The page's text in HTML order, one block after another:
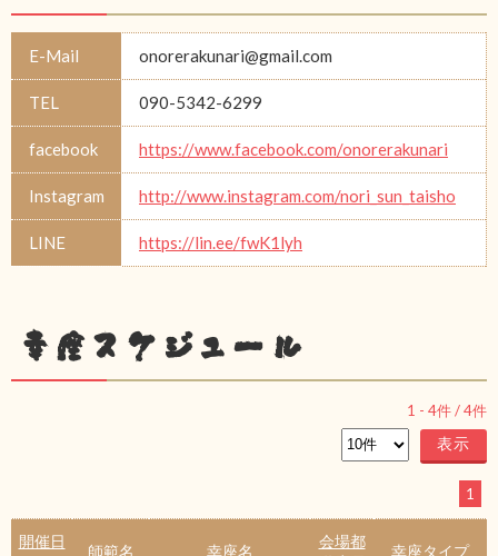
E-Mail onorerakunari@gmail.com
TEL 090-5342-6299
facebook https://www.facebook.com/onorerakunari
Instagram http://www.instagram.com/nori_sun_taisho
LINE https://lin.ee/fwK1lyh
幸座スケジュール
1 - 4件 /4件
1
開催日
師範名 幸座名
会場都
幸座タイプ